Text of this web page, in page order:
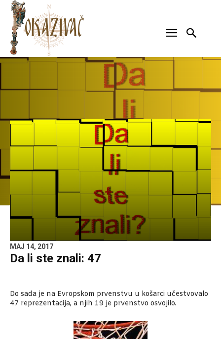
MAJ 14, 2017
Da li ste znali: 47
Do sada je na Evropskom prvenstvu u košarci učestvovalo
47 reprezentacija, a njih 19 je prvenstvo osvojilo.